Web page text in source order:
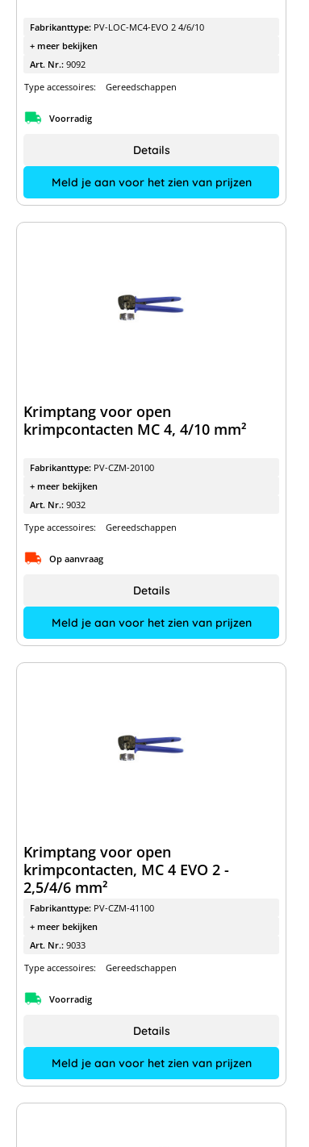
Fabrikanttype: PV-LOC-MC4-EVO 2 4/6/10
+ meer bekijken
Art. Nr.: 9092
Type accessoires:
Gereedschappen
Voorradig
Meld je aan voor het zien van prijzen
Details
Krimptang voor open
krimpcontacten MC 4, 4/10 mm²
Fabrikanttype: PV-CZM-20100
+ meer bekijken
Art. Nr.: 9032
Type accessoires:
Gereedschappen
Op aanvraag
Meld je aan voor het zien van prijzen
Details
Krimptang voor open
krimpcontacten, MC 4 EVO 2 -
2,5/4/6 mm²
Fabrikanttype: PV-CZM-41100
+ meer bekijken
Art. Nr.: 9033
Type accessoires:
Gereedschappen
Voorradig
Meld je aan voor het zien van prijzen
Details